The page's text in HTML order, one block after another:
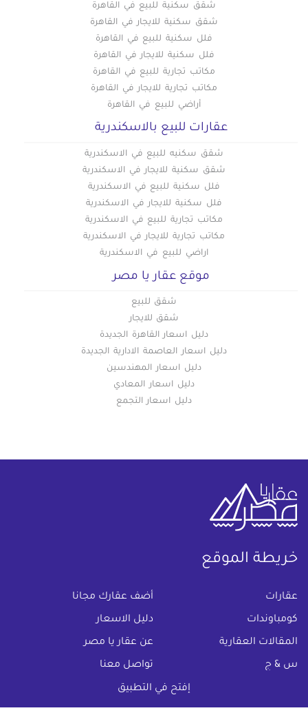
إفتح في التطبيق
شقق سكنية للبيع في القاهرة
شقق سكنية للايجار في القاهرة
فلل سكنية للبيع في القاهرة
فلل سكنية للايجار في القاهرة
مكاتب تجارية للبيع في القاهرة
مكاتب تجارية للايجار في القاهرة
أراضي للبيع في القاهرة
عقارات للبيع بالاسكندرية
شقق سكنيه للبيع في الاسكندرية
شقق سكنية للايجار في الاسكندرية
فلل سكنية للبيع في الاسكندرية
فلل سكنية للايجار في الاسكندرية
مكاتب تجارية للبيع في الاسكندرية
مكاتب تجارية للايجار في الاسكندرية
اراضي للبيع في الاسكندرية
موقع عقار يا مصر
شقق للبيع
شقق للايجار
دليل اسعار القاهرة الجديدة
دليل اسعار العاصمة الادارية الجديدة
دليل اسعار المهندسين
دليل اسعار المعادي
دليل اسعار التجمع
خريطة الموقع
عقارات أضف عقارك مجانا
كومباوندات دليل الاسعار
المقالات العقارية عن عقار يا مصر
س & ج تواصل معنا